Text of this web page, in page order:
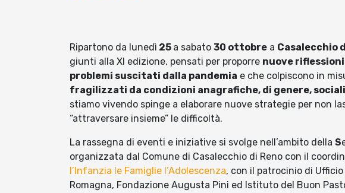
Ripartono da lunedì 25 a sabato 30 ottobre a Casalecchio
giunti alla XI edizione, pensati per proporre nuove
problemi suscitati dalla pandemia e che colpiscono in
fragilizzati da condizioni anagrafiche, di genere, sociali
stiamo vivendo spinge a elaborare nuove strategie per non
“attraversare insieme” le difficoltà.
La rassegna di eventi e iniziative si svolge nell’ambito della S
organizzata dal Comune di Casalecchio di Reno con il
l’Infanzia le Famiglie l’Adolescenza, con il patrocinio di
Romagna, Fondazione Augusta Pini ed Istituto del Buon